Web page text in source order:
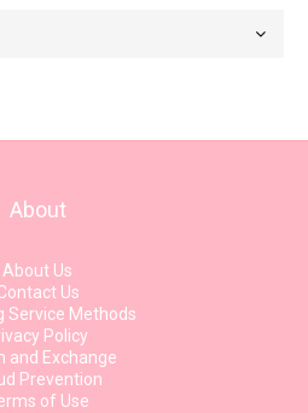
About
About Us
Us
Service Methods
Policy
and Exchange
Prevention
of Use